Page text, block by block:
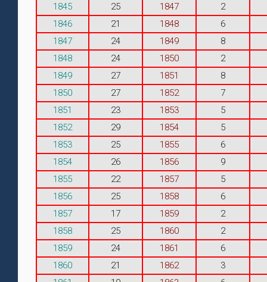
1845
25 1847
2
1846
21 1848
6
1847
24 1849
8
1848
24 1850
2
1849
27 1851
8
1850
27 1852
7
1851
23 1853
5
1852
29 1854
5
1853
25 1855
6
1854
26 1856
9
1855
22 1857
5
1856
25 1858
6
1857
17 1859
2
1858
25 1860
2
1859
24 1861
6
1860
21 1862
3